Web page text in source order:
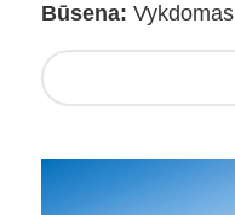
Būsena: Vykdomas